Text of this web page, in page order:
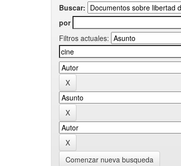
Buscar:
por
Filtros actuales:
Comenzar nueva busqueda